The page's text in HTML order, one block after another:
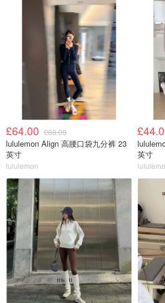
£64.00 £88.00
lululemon Align 高腰口袋九分裤 23
英寸
lululemon
英寸